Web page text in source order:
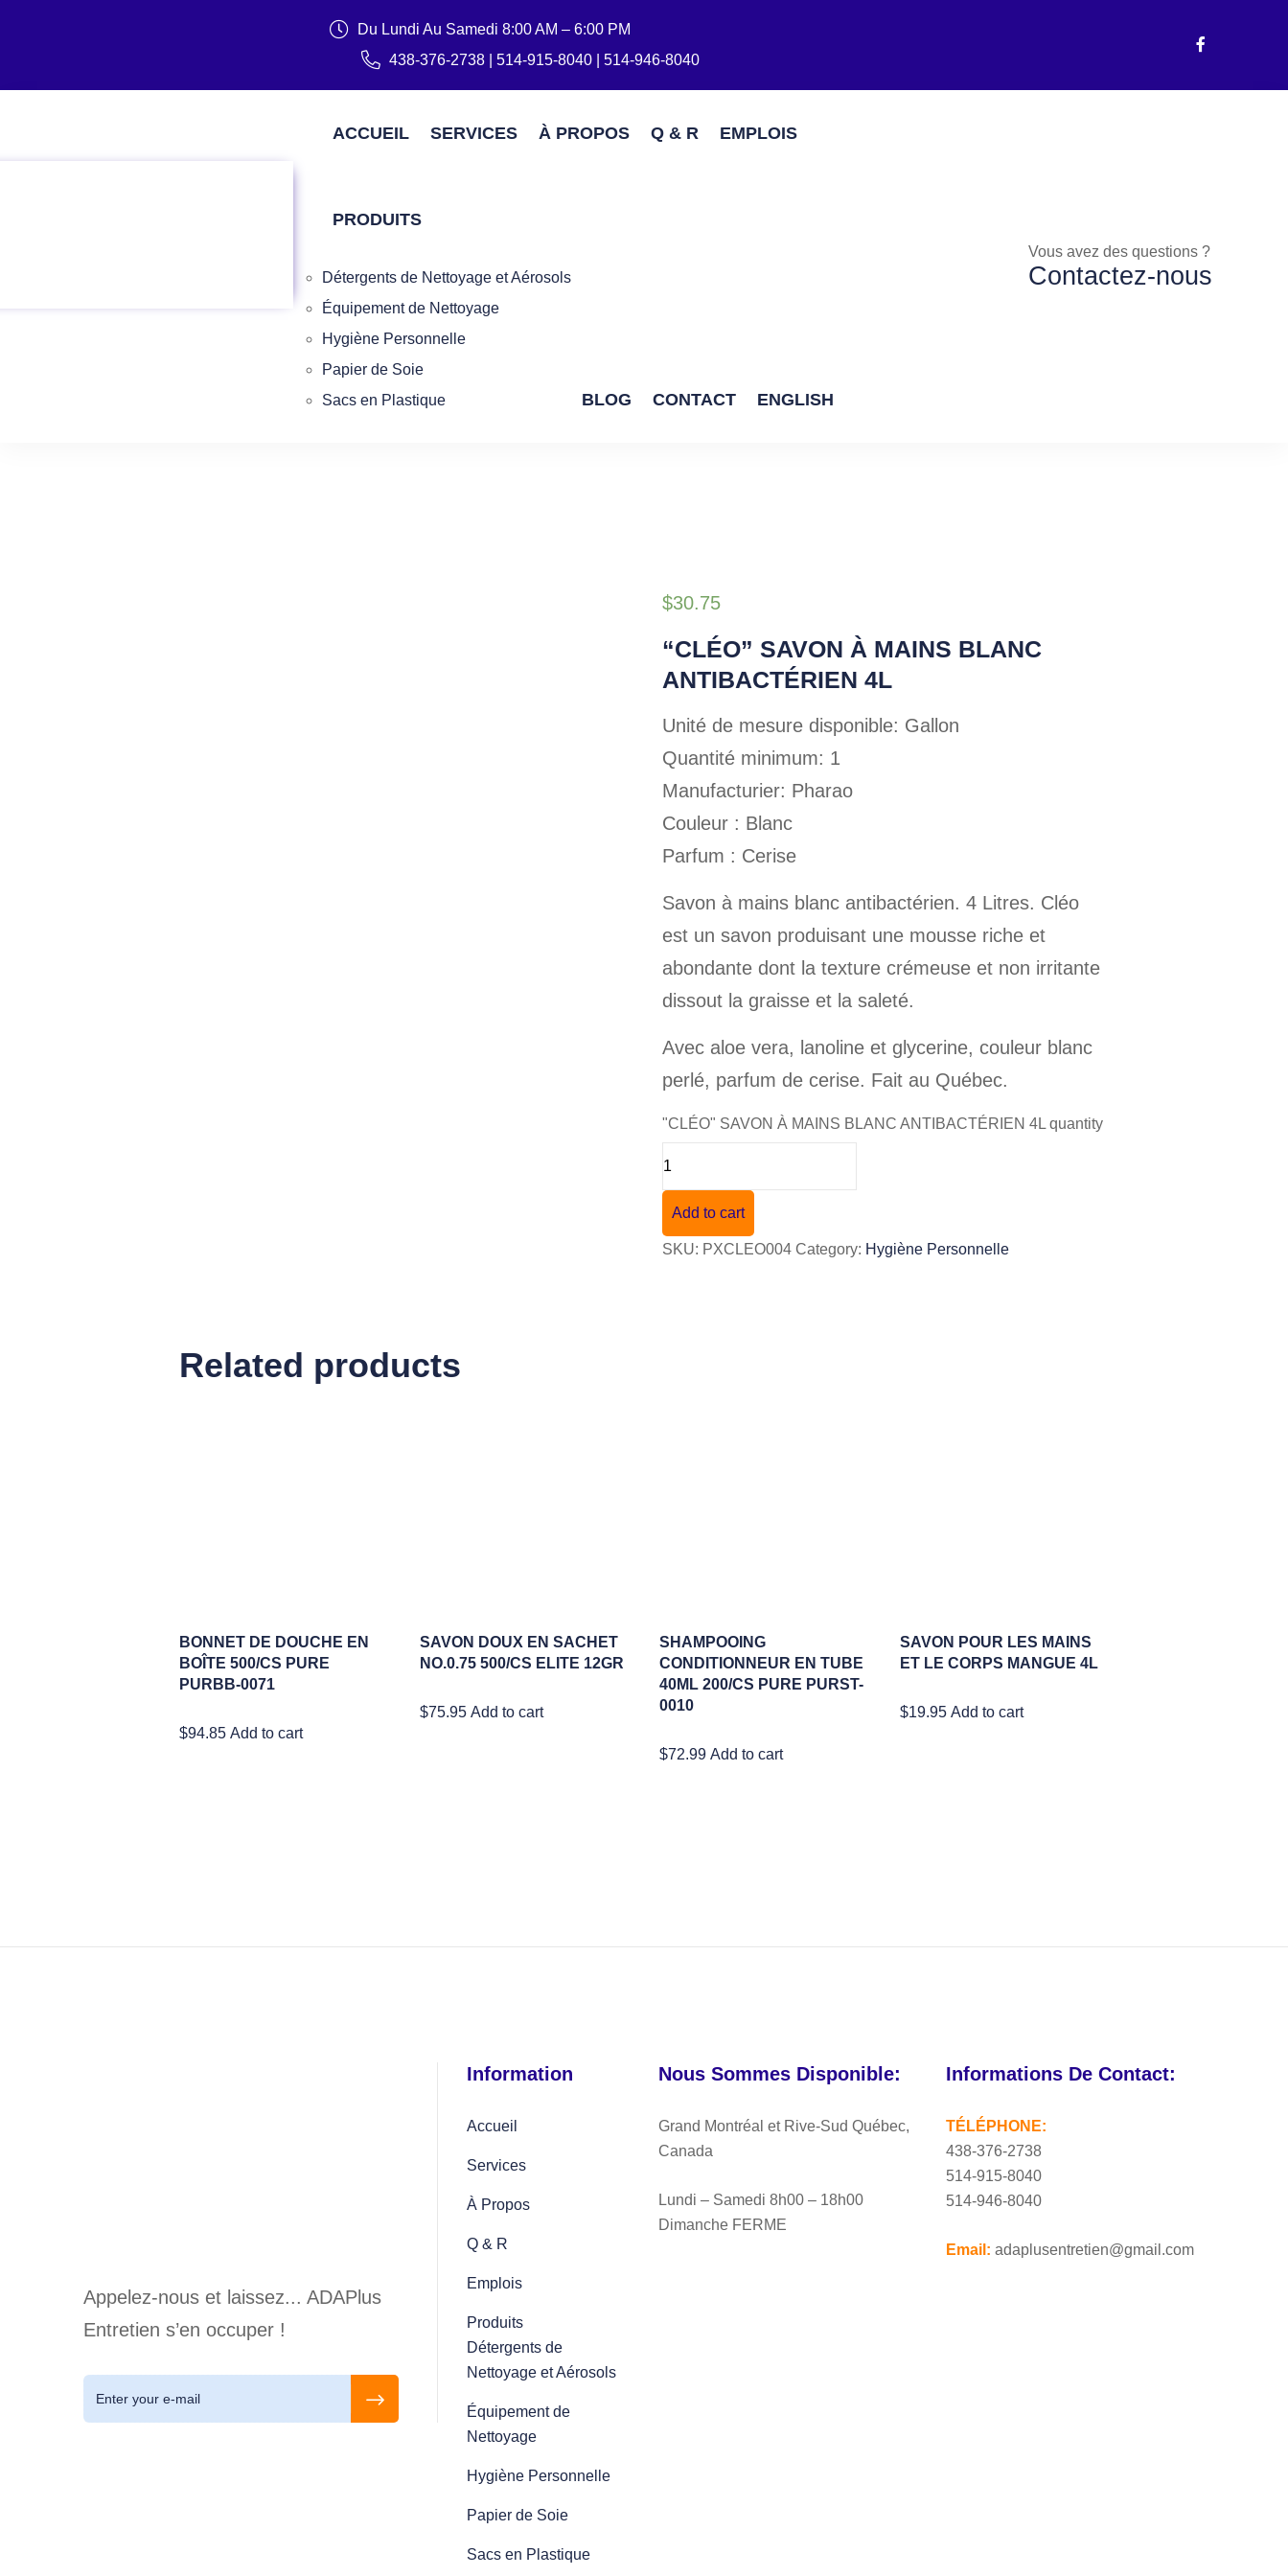
Du Lundi Au Samedi 8:00 AM – 6:00 PM
438-376-2738 | 514-915-8040 | 514-946-8040
ACCUEIL SERVICES À PROPOS Q & R EMPLOIS
PRODUITS
Détergents de Nettoyage et Aérosols
Équipement de Nettoyage
Hygiène Personnelle
Papier de Soie
Sacs en Plastique
BLOG CONTACT ENGLISH
Vous avez des questions ?
Contactez-nous
$30.75
“CLÉO” SAVON À MAINS BLANC
ANTIBACTÉRIEN 4L
Unité de mesure disponible: Gallon
Quantité minimum: 1
Manufacturier: Pharao
Couleur : Blanc
Parfum : Cerise
Savon à mains blanc antibactérien. 4 Litres. Cléo
est un savon produisant une mousse riche et
abondante dont la texture crémeuse et non irritante
dissout la graisse et la saleté.
Avec aloe vera, lanoline et glycerine, couleur blanc
perlé, parfum de cerise. Fait au Québec.
"CLÉO" SAVON À MAINS BLANC ANTIBACTÉRIEN 4L quantity
Add to cart
SKU: PXCLEO004 Category: Hygiène Personnelle
Related products
BONNET DE DOUCHE EN
BOÎTE 500/CS PURE
PURBB-0071
$94.85 Add to cart
SAVON DOUX EN SACHET
NO.0.75 500/CS ELITE 12GR
$75.95 Add to cart
SHAMPOOING
CONDITIONNEUR EN TUBE
40ML 200/CS PURE PURST-
0010
$72.99 Add to cart
SAVON POUR LES MAINS
ET LE CORPS MANGUE 4L
$19.95 Add to cart
Appelez-nous et laissez... ADAPlus
Entretien s’en occuper !
Information
Accueil
Services
À Propos
Q & R
Emplois
Produits
Détergents de
Nettoyage et Aérosols
Équipement de
Nettoyage
Hygiène Personnelle
Papier de Soie
Sacs en Plastique
Nous Sommes Disponible:
Grand Montréal et Rive-Sud Québec,
Canada
Lundi – Samedi 8h00 – 18h00
Dimanche FERME
Informations De Contact:
TÉLÉPHONE:
438-376-2738
514-915-8040
514-946-8040
Email: adaplusentretien@gmail.com